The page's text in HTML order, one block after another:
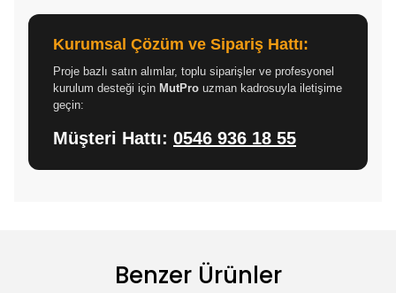
Kurumsal Çözüm ve Sipariş Hattı:
Proje bazlı satın alımlar, toplu siparişler ve profesyonel
kurulum desteği için MutPro uzman kadrosuyla iletişime
geçin:
Müşteri Hattı: 0546 936 18 55
Benzer Ürünler